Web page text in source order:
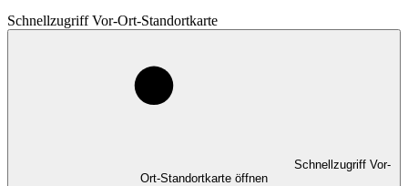
Schnellzugriff Vor-Ort-Standortkarte
Schnellzugriff Vor-
Ort-Standortkarte öffnen